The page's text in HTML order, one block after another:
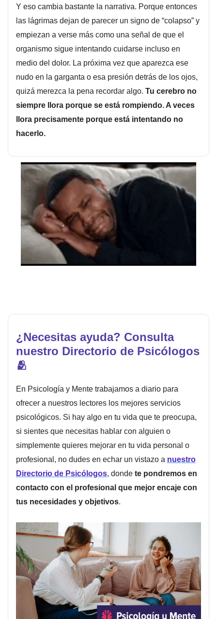
Y eso cambia bastante la narrativa. Porque entonces
las lágrimas dejan de parecer un signo de “colapso” y
empiezan a verse más como una señal de que el
organismo sigue intentando cuidarse incluso en
medio del dolor. La próxima vez que aparezca ese
nudo en la garganta o esa presión detrás de los ojos,
quizá merezca la pena recordar algo. Tu cerebro no
siempre llora porque se está rompiendo. A veces
llora precisamente porque está intentando no
hacerlo.
¿Necesitas ayuda? Consulta
nuestro Directorio de Psicólogos
🫂
En Psicología y Mente trabajamos a diario para
ofrecer a nuestros lectores los mejores servicios
psicológicos. Si hay algo en tu vida que te preocupa,
si sientes que necesitas hablar con alguien o
simplemente quieres mejorar en tu vida personal o
profesional, no dudes en echar un vistazo a nuestro
Directorio de Psicólogos, donde te pondremos en
contacto con el profesional que mejor encaje con
tus necesidades y objetivos.